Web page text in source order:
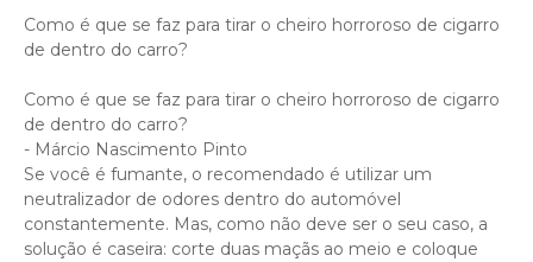
Como é que se faz para tirar o cheiro horroroso de cigarro
de dentro do carro?
Como é que se faz para tirar o cheiro horroroso de cigarro
de dentro do carro?
- Márcio Nascimento Pinto
Se você é fumante, o recomendado é utilizar um
neutralizador de odores dentro do automóvel
constantemente. Mas, como não deve ser o seu caso, a
solução é caseira: corte duas maçãs ao meio e coloque